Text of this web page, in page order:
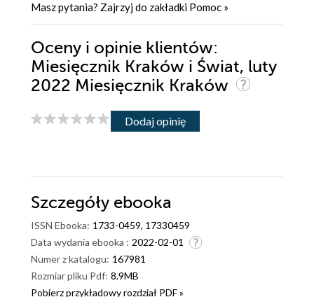
Masz pytania? Zajrzyj do zakładki Pomoc »
Oceny i opinie klientów:
Miesięcznik Kraków i Świat, luty
2022 Miesięcznik Kraków
Dodaj opinię
Szczegóły ebooka
ISSN Ebooka: 1733-0459, 17330459
Data wydania ebooka : 2022-02-01
Numer z katalogu: 167981
Rozmiar pliku Pdf: 8.9MB
Pobierz przykładowy rozdział PDF »